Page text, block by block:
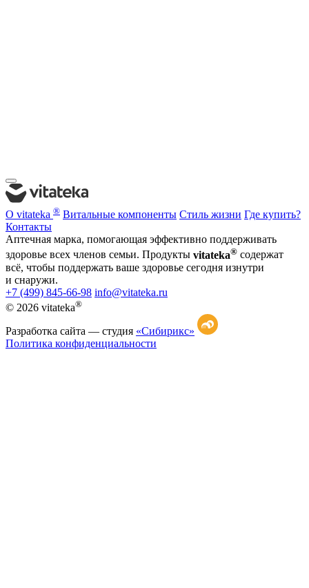
О vitateka ® Витальные компоненты Стиль жизни Где купить?
Контакты
Аптечная марка, помогающая эффективно поддерживать
здоровье всех членов семьи. Продукты vitateka® содержат
всё, чтобы поддержать ваше здоровье сегодня изнутри
и снаружи.
+7 (499) 845-66-98 info@vitateka.ru
© 2026 vitateka®
Разработка сайта — студия «Сибирикс»
Политика конфиденциальности